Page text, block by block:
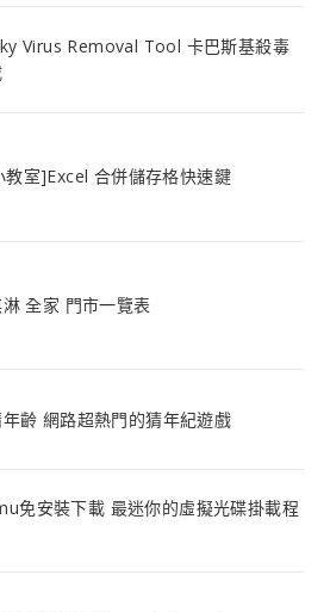
Virus Removal Tool 卡巴斯基殺毒
室]Excel 合併儲存格快速鍵
全家 門市一覽表
齡 網路超熱門的猜年紀遊戲
免安裝下載 最迷你的虛擬光碟掛載程